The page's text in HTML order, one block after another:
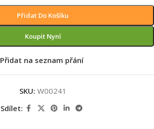
Přidat Do Košíku
Koupit Nyní
Přidat na seznam přání
SKU: W00241
Sdílet: